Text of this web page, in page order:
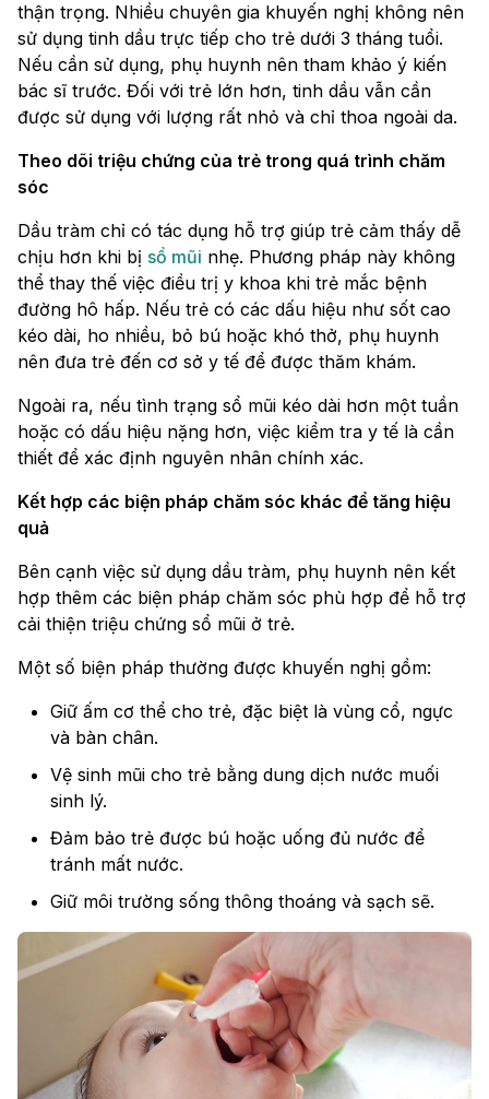
thận trọng. Nhiều chuyên gia khuyến nghị không nên
sử dụng tinh dầu trực tiếp cho trẻ dưới 3 tháng tuổi.
Nếu cần sử dụng, phụ huynh nên tham khảo ý kiến
bác sĩ trước. Đối với trẻ lớn hơn, tinh dầu vẫn cần
được sử dụng với lượng rất nhỏ và chỉ thoa ngoài da.
Theo dõi triệu chứng của trẻ trong quá trình chăm
sóc
Dầu tràm chỉ có tác dụng hỗ trợ giúp trẻ cảm thấy dễ
chịu hơn khi bị sổ mũi nhẹ. Phương pháp này không
thể thay thế việc điều trị y khoa khi trẻ mắc bệnh
đường hô hấp. Nếu trẻ có các dấu hiệu như sốt cao
kéo dài, ho nhiều, bỏ bú hoặc khó thở, phụ huynh
nên đưa trẻ đến cơ sở y tế để được thăm khám.
Ngoài ra, nếu tình trạng sổ mũi kéo dài hơn một tuần
hoặc có dấu hiệu nặng hơn, việc kiểm tra y tế là cần
thiết để xác định nguyên nhân chính xác.
Kết hợp các biện pháp chăm sóc khác để tăng hiệu
quả
Bên cạnh việc sử dụng dầu tràm, phụ huynh nên kết
hợp thêm các biện pháp chăm sóc phù hợp để hỗ trợ
cải thiện triệu chứng sổ mũi ở trẻ.
Một số biện pháp thường được khuyến nghị gồm:
Giữ ấm cơ thể cho trẻ, đặc biệt là vùng cổ, ngực
và bàn chân.
Vệ sinh mũi cho trẻ bằng dung dịch nước muối
sinh lý.
Đảm bảo trẻ được bú hoặc uống đủ nước để
tránh mất nước.
Giữ môi trường sống thông thoáng và sạch sẽ.